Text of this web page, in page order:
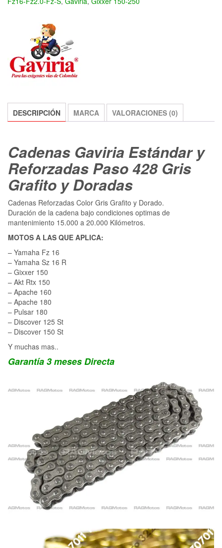
DESCRIPCIÓN MARCA VALORACIONES (0)
Cadenas Gaviria Estándar y
Reforzadas Paso 428 Gris
Grafito y Doradas
Cadenas Reforzadas Color Gris Grafito y Dorado.
Duración de la cadena bajo condiciones optimas de
mantenimiento 15.000 a 20.000 Kilómetros.
MOTOS A LAS QUE APLICA:
– Yamaha Fz 16
– Yamaha Sz 16 R
– Gixxer 150
– Akt Rtx 150
– Apache 160
– Apache 180
– Pulsar 180
– Discover 125 St
– Discover 150 St
Y muchas mas..
Garantía 3 meses Directa